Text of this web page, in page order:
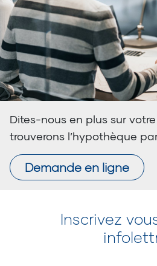
Dites-nous en plus sur
trouverons l’hypothèque
Demande en ligne
Inscrivez